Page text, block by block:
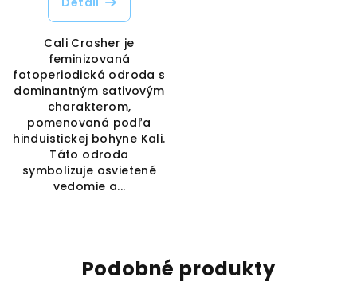
Cali Crasher je
feminizovaná
fotoperiodická odroda s
dominantným sativovým
charakterom,
pomenovaná podľa
hinduistickej bohyne Kali.
Táto odroda
symbolizuje osvietené
vedomie a...
Podobné produkty